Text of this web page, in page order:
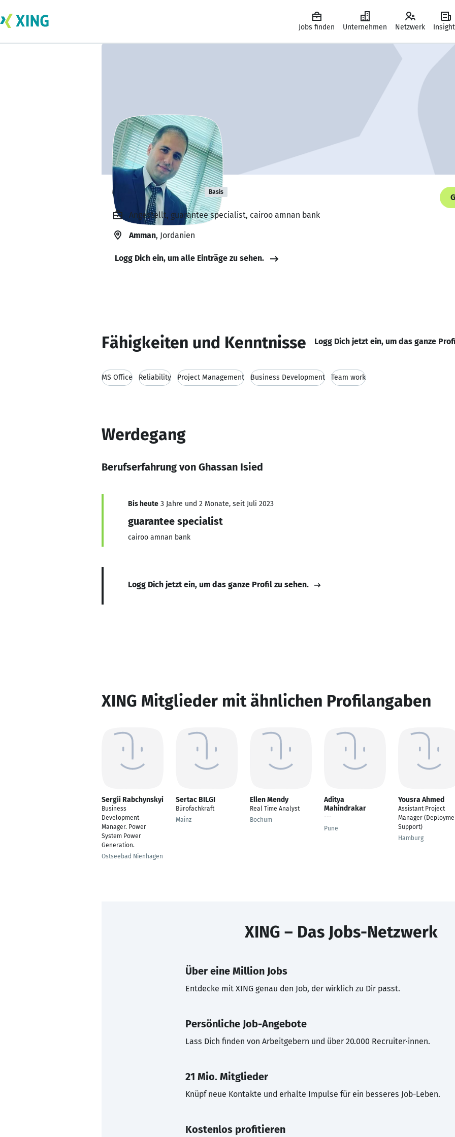
Jobs finden Unternehmen Netzwerk
Ghassan Isied Basis
Angestellt, guarantee specialist, cairoo amnan bank
Amman, Jordanien
Logg Dich ein, um alle Einträge zu sehen.
Fähigkeiten und Kenntnisse Logg Dich jetzt ein, um das ganze
MS Office Reliability Project Management Business Development Team work
Werdegang
Berufserfahrung von Ghassan Isied
Bis heute 3 Jahre und 2 Monate, seit Juli 2023
guarantee specialist
cairoo amnan bank
Logg Dich jetzt ein, um das ganze Profil zu sehen.
XING Mitglieder mit ähnlichen Profilangaben
Sergii Rabchynskyi
Business
Development
Manager. Power
System Power
Generation.
Ostseebad Nienhagen
Sertac BILGI
Bürofachkraft
Mainz
Ellen Mendy
Real Time Analyst
Bochum
Aditya
Mahindrakar
---
Pune
Yousra Ahmed
Assistant Project
Manager
Support)
Hamburg
XING – Das Jobs-Netzwerk
Über eine Million Jobs
Entdecke mit XING genau den Job, der wirklich zu Dir passt.
Persönliche Job-Angebote
Lass Dich finden von Arbeitgebern und über 20.000 Recruiter·innen.
21 Mio. Mitglieder
Knüpf neue Kontakte und erhalte Impulse für ein besseres Job-Leben.
Kostenlos profitieren